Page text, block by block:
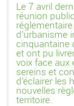
Le 7 avril
réunion
d’urbanisme
cinquantaine
et ont pu
voix face aux
sereins et
d’éclairer les
nouvelles
territoire.